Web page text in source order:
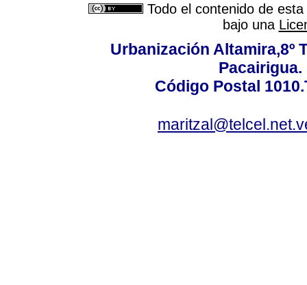
Todo el contenido de
bajo una
Urbanización Altamira,8º
Pacairigua.
Código Postal